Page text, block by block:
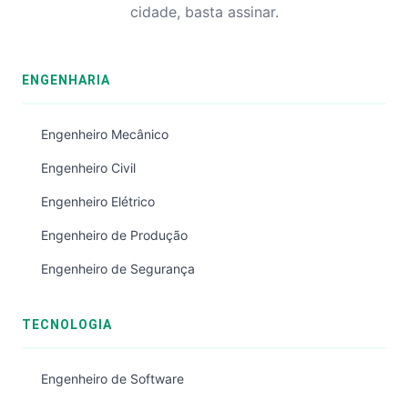
cidade, basta assinar.
ENGENHARIA
Engenheiro Mecânico
Engenheiro Civil
Engenheiro Elétrico
Engenheiro de Produção
Engenheiro de Segurança
TECNOLOGIA
Engenheiro de Software